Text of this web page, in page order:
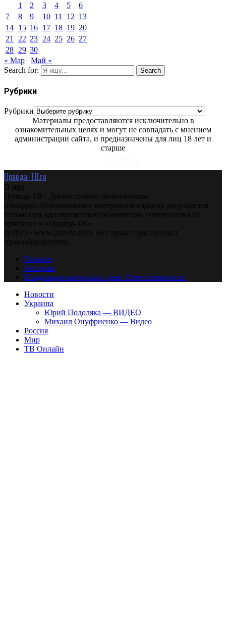
1
2 3 4 5
6
7
8 9 10 11 12 13
14 15 16 17 18 19 20
21
22 23 24 25 26 27
28 29 30
« Мар
Май »
Search for:
Search
Рубрики
Рубрики
Материалы предоставляются исключительно в
ознакомительных целях и могут не совпадать с мнением
администрации сайта, и предназначены для лиц 18 лет и
старше
Правда-ТВ.ru
О нас
Правда-ТВ - Дискуссионно политическая
площадка.Использование материалов издания допускается
только при одновременном размещении гиперссылки на
оригинал в «Правда-ТВ»
@2023 - www.pravda-tv.ru. Все права принадлежат
правообладателям.
Главная
Авторам
Владельцам авторских прав. Ответственности.
Новости
Украина
Юрий Подоляка — ВИДЕО
Михаил Онуфриенко — Видео
Россия
Мир
ТВ Онлайн